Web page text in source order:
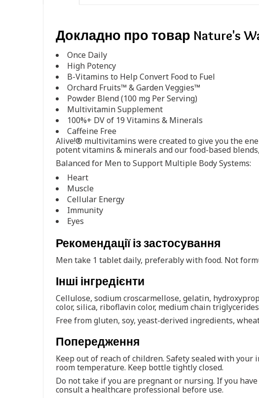
Докладно про товар Nature's
Once Daily
High Potency
B-Vitamins to Help Convert Food to Fuel
Orchard Fruits™ & Garden Veggies™
Powder Blend (100 mg Per Serving)
Multivitamin Supplement
100%+ DV of 19 Vitamins & Minerals
Caffeine Free
Alive!® multivitamins were created to give you the
potent vitamins & minerals and our food-based
Balanced for Men to Support Multiple Body Systems:
Heart
Muscle
Cellular Energy
Immunity
Eyes
Рекомендації із застосування
Men take 1 tablet daily, preferably with food. Not
Інші інгредієнти
Cellulose, sodium croscarmellose, gelatin,
color, silica, riboflavin color, medium chain
Free from gluten, soy, yeast-derived ingredients,
Попередження
Keep out of reach of children. Safety sealed with
room temperature. Keep bottle tightly closed.
Do not take if you are pregnant or nursing. If you
consult a healthcare professional before use.